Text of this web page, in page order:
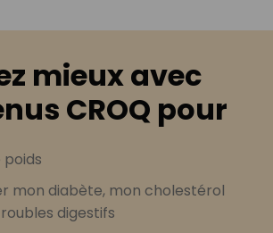
mieux avec
CROQ pour
mon diabète, mon cholestérol
digestifs